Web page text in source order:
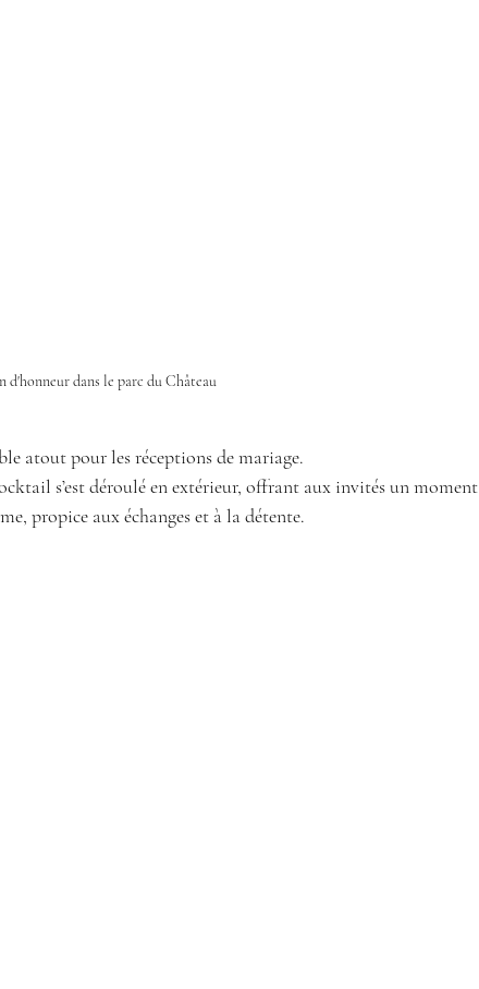
d'honneur dans le parc du Château
atout pour les réceptions de mariage.
s’est déroulé en extérieur, offrant aux invités un moment
propice aux échanges et à la détente.